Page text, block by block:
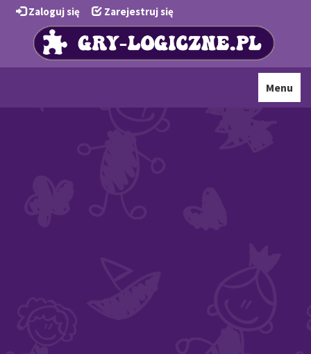
Zaloguj się Zarejestruj się
Toggle
Menu